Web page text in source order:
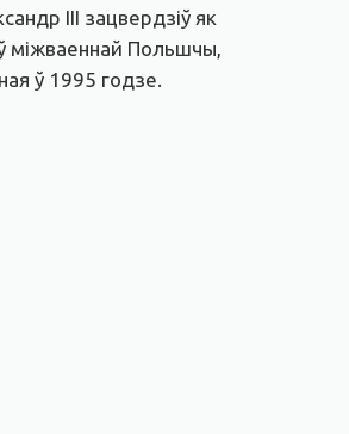
ІІІ зацвердзіў як
ў міжваеннай Польшчы,
ў 1995 годзе.